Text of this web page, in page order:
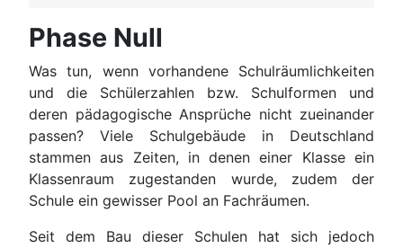
Phase Null
Was tun, wenn vorhandene Schulräumlichkeiten
und die Schülerzahlen bzw. Schulformen und
deren pädagogische Ansprüche nicht zueinander
passen? Viele Schulgebäude in Deutschland
stammen aus Zeiten, in denen einer Klasse ein
Klassenraum zugestanden wurde, zudem der
Schule ein gewisser Pool an Fachräumen.
Seit dem Bau dieser Schulen hat sich jedoch